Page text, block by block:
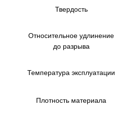
Твердость
Относительное удлинение
до разрыва
Температура эксплуатации
Плотность материала